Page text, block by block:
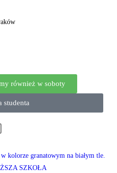
również w soboty
studenta